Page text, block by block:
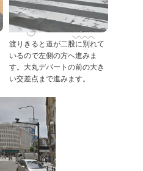
渡りきると道が二股に別れて
いるので左側の方へ進みま
す。大丸デパートの前の大き
い交差点まで進みます。